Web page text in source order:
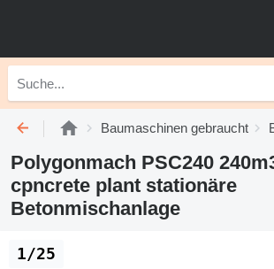
Baumaschinen gebraucht
Polygonmach PSC240
cpncrete plant stationäre
Betonmischanlage
1/25